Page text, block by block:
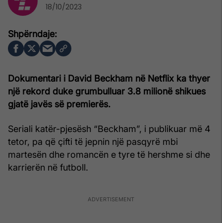
Dokumentari i David Beckham në Netflix ka thyer
një rekord duke grumbulluar 3.8 milionë shikues
gjatë javës së premierës.
Seriali katër-pjesësh “Beckham”, i publikuar më 4
tetor, pa që çifti të jepnin një pasqyrë mbi
martesën dhe romancën e tyre të hershme si dhe
karrierën në futboll.
18/10/2023